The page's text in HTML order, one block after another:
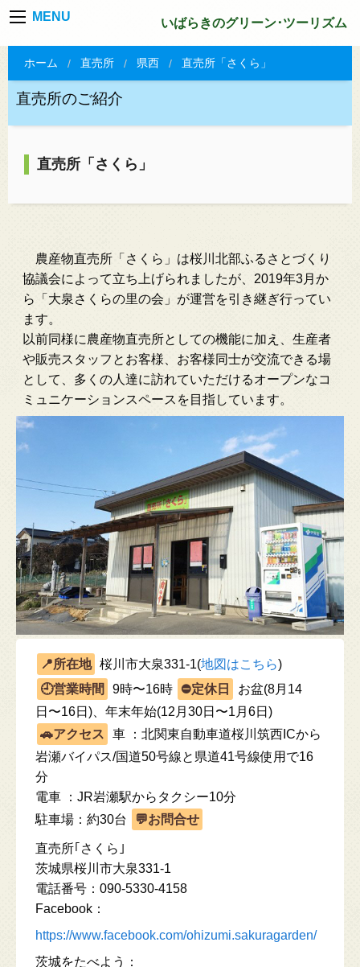
MENU いばらきのグリーン･ツーリズム
ホーム 直売所 県西 直売所「さくら」
直売所のご紹介
直売所「さくら」
農産物直売所「さくら」は桜川北部ふるさとづくり
協議会によって立ち上げられましたが、2019年3月か
ら「大泉さくらの里の会」が運営を引き継ぎ行ってい
ます。
以前同様に農産物直売所としての機能に加え、生産者
や販売スタッフとお客様、お客様同士が交流できる場
として、多くの人達に訪れていただけるオープンなコ
ミュニケーションスペースを目指しています。
桜川市大泉331-1(地図はこちら)
9時〜16時
お盆(8月14
日〜16日)、年末年始(12月30日〜1月6日)
車 ：北関東自動車道桜川筑西ICから
岩瀬バイパス/国道50号線と県道41号線使用で16
分
電車 ：JR岩瀬駅からタクシー10分
駐車場：約30台
直売所｢さくら｣
茨城県桜川市大泉331-1
電話番号：090-5330-4158
Facebook：
https://www.facebook.com/ohizumi.sakuragarden/
茨城をたべよう：